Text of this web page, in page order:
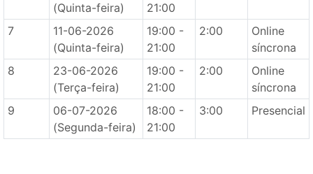
(Quinta-feira)
21:00
7
11-06-2026
(Quinta-feira)
19:00 -
21:00
2:00
Online
síncrona
8
23-06-2026
(Terça-feira)
19:00 -
21:00
2:00
Online
síncrona
9
06-07-2026
(Segunda-feira)
18:00 -
21:00
3:00 Presencial